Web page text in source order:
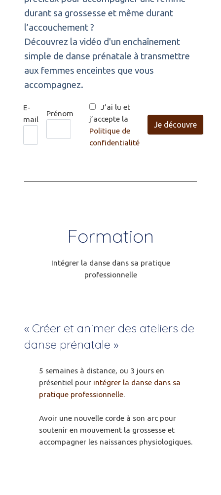
durant sa grossesse et même durant
l’accouchement ?
Découvrez la vidéo d'un enchaînement
simple de danse prénatale à transmettre
aux femmes enceintes que vous
accompagnez.
E-
mail
Prénom
J’ai lu et
j’accepte la
Politique de
confidentialité
Je découvre
Formation
Intégrer la danse dans sa pratique
professionnelle
« Créer et animer des ateliers de
danse prénatale »
5 semaines à distance, ou 3 jours en
présentiel pour intégrer la danse dans sa
pratique professionnelle.
Avoir une nouvelle corde à son arc pour
soutenir en mouvement la grossesse et
accompagner les naissances physiologiques.